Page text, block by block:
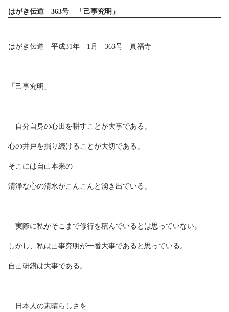
はがき伝道 363号 「己事究明」
はがき伝道 平成31年 1月 363号 真福寺
「己事究明」
自分自身の心田を耕すことが大事である。
心の井戸を掘り続けることが大切である。
そこには自己本来の
清浄な心の清水がこんこんと湧き出ている。
実際に私がそこまで修行を積んでいるとは思っていない。
しかし、私は己事究明が一番大事であると思っている。
自己研鑽は大事である。
日本人の素晴らしさを